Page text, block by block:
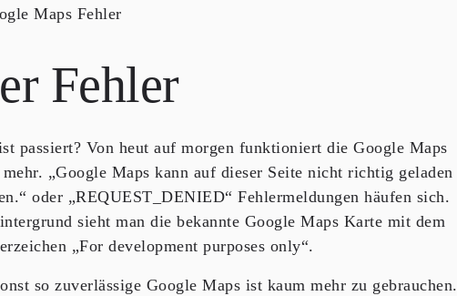
Fehler
passiert? Von heut auf morgen funktioniert die Google Maps
„Google Maps kann auf dieser Seite nicht richtig geladen
oder „REQUEST_DENIED“ Fehlermeldungen häufen sich.
sieht man die bekannte Google Maps Karte mit dem
„For development purposes only“.
so zuverlässige Google Maps ist kaum mehr zu gebrauchen.